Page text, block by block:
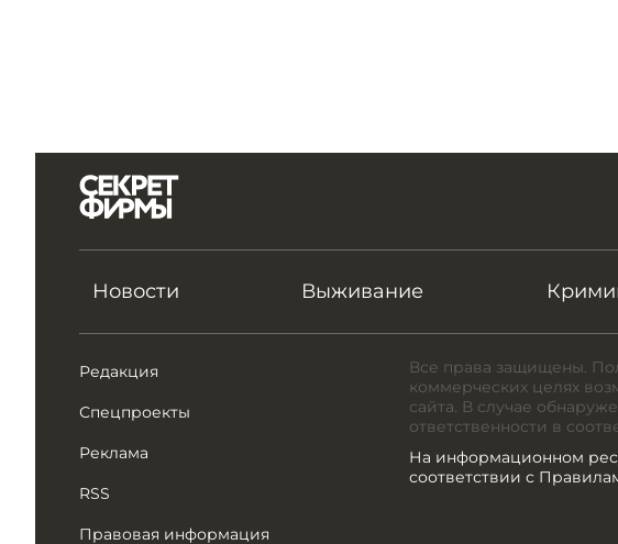
Новости Выживание
Редакция
Спецпроекты
Реклама
RSS
Правовая информация
Все права защищены.
коммерческих целях
сайта. В случае
ответственности в
На информационном
соответствии с